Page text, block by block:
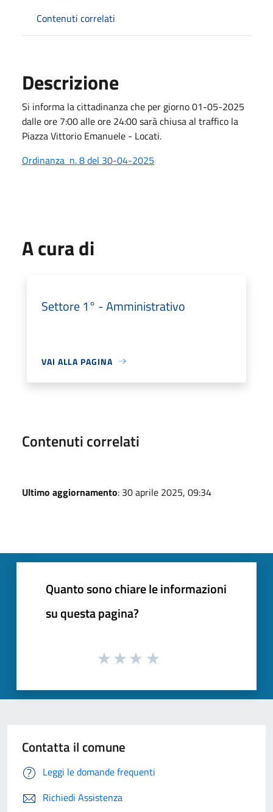
Contenuti correlati
Descrizione
Si informa la cittadinanza che per giorno 01-05-2025
dalle ore 7:00 alle ore 24:00 sarà chiusa al traffico la
Piazza Vittorio Emanuele - Locati.
Ordinanza n. 8 del 30-04-2025
A cura di
Settore 1° - Amministrativo
VAI ALLA PAGINA
Contenuti correlati
Ultimo aggiornamento: 30 aprile 2025, 09:34
Quanto sono chiare le informazioni
su questa pagina?
Contatta il comune
Leggi le domande frequenti
Richiedi Assistenza